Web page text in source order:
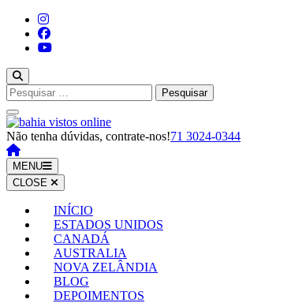
Pular
para
(pressione
Enter)
Pesquisar
por:
Não tenha dúvidas, contrate-nos!71 3024-0344
MENU
CLOSE
INÍCIO
ESTADOS UNIDOS
CANADÁ
AUSTRALIA
NOVA ZELÂNDIA
BLOG
DEPOIMENTOS